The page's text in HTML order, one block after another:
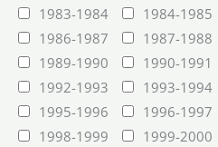
1983-1984
1984-1985
1986-1987
1987-1988
1989-1990
1990-1991
1992-1993
1993-1994
1995-1996
1996-1997
1998-1999
1999-2000